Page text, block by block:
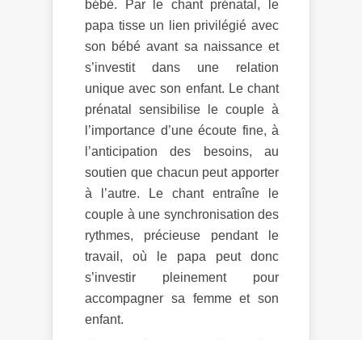
bébé. Par le chant prénatal, le
papa tisse un lien privilégié avec
son bébé avant sa naissance et
s’investit dans une relation
unique avec son enfant. Le chant
prénatal sensibilise le couple à
l’importance d’une écoute fine, à
l’anticipation des besoins, au
soutien que chacun peut apporter
à l’autre. Le chant entraîne le
couple à une synchronisation des
rythmes, précieuse pendant le
travail, où le papa peut donc
s’investir pleinement pour
accompagner sa femme et son
enfant.